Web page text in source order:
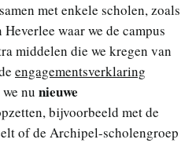
met enkele scholen, zoals
waar we de campus
middelen die we kregen van
engagementsverklaring
nu nieuwe
bijvoorbeeld met de
of de Archipel-scholengroep